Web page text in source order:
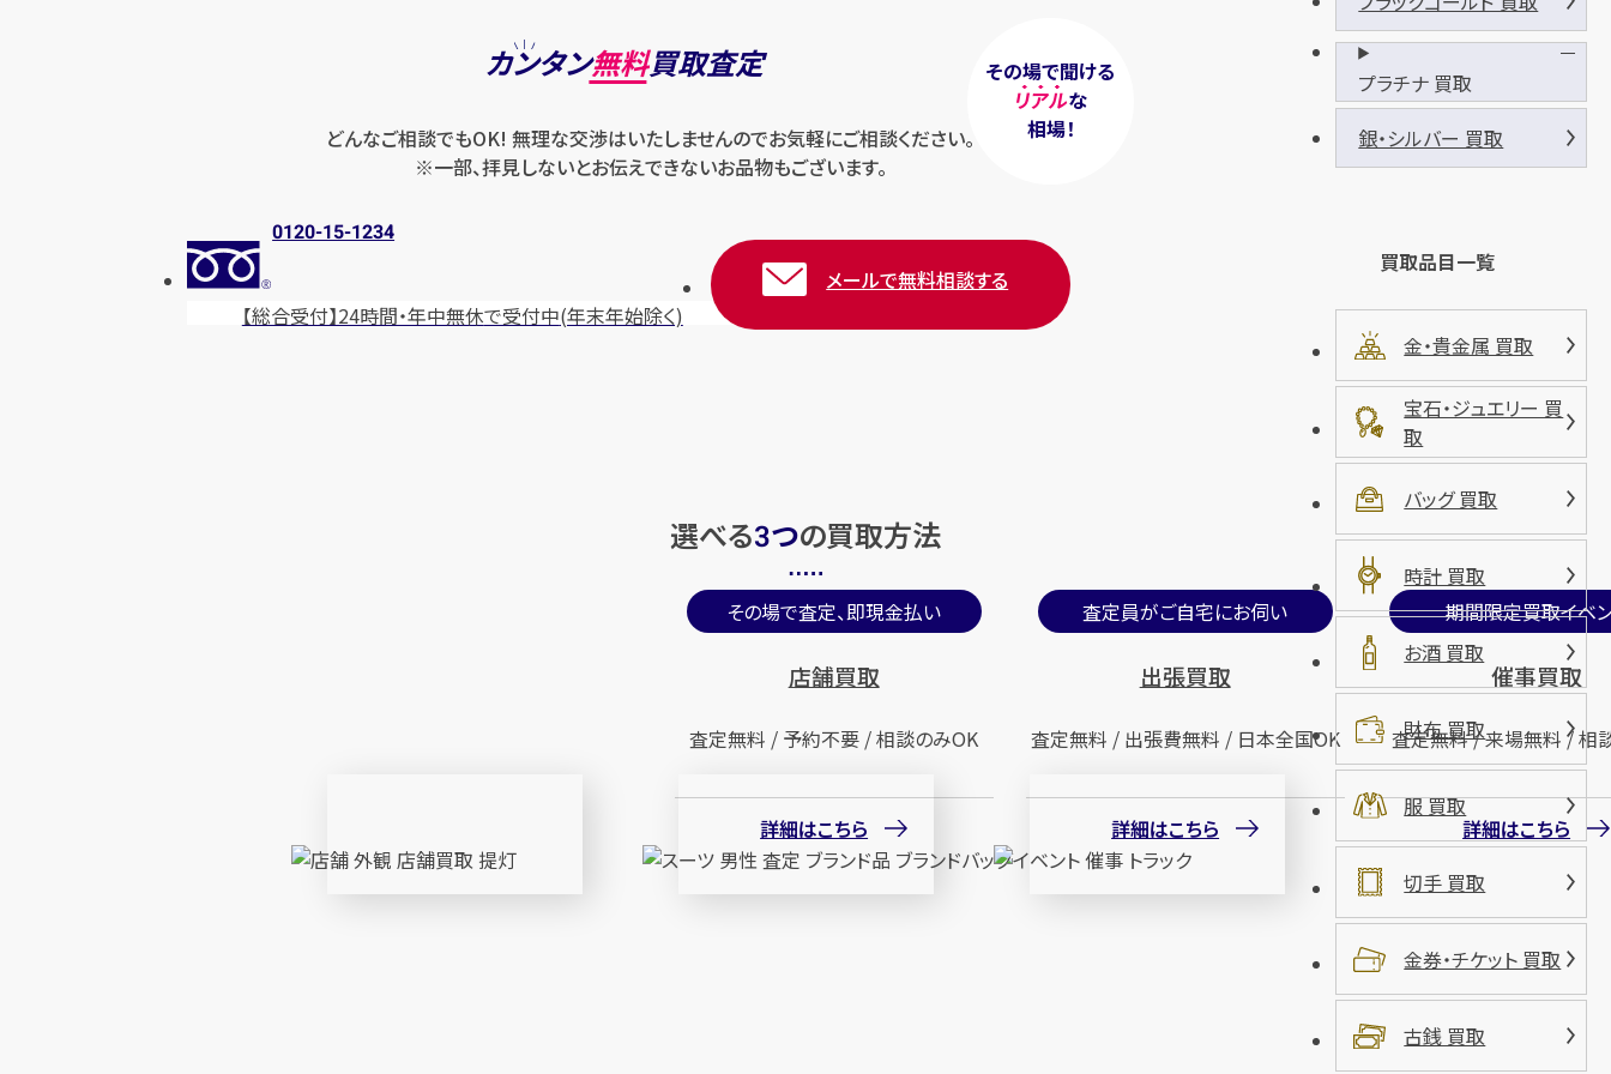
その場で聞ける
リアルな
相場！
カンタン無料買取査定
どんなご相談でもOK! 無理な交渉はいたしませんのでお気軽にご相談ください。
※一部、拝見しないとお伝えできないお品物もございます。
0120-15-1234
【総合受付】24時間・年中無休で受付中(年末年始除く)
メールで無料相談する
選べる3つの買取方法
その場で査定、即現金払い
店舗買取
査定無料 / 予約不要 / 相談のみOK
詳細はこちら
査定員がご自宅にお伺い
出張買取
査定無料 / 出張費無料 / 日本全国OK
詳細はこちら
期間限定買取イベ
催事買取
査定無料 / 来場無料 / 相
詳細はこちら
プラチナ 買取
銀・シルバー 買取
買取品目一覧
金・貴金属 買取
宝石・ジュエリー 買
取
バッグ 買取
時計 買取
お酒 買取
財布 買取
服 買取
切手 買取
金券・チケット 買取
古銭 買取